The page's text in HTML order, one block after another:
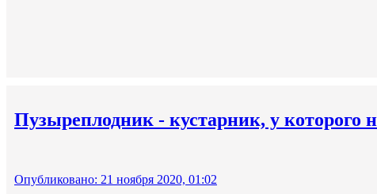
Пузыреплодник - кустарник, у которого
Опубликовано: 21 ноября 2020, 01:02